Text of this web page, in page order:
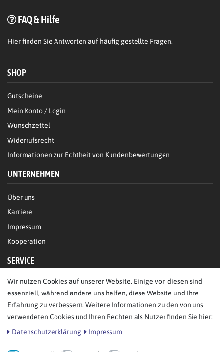
FAQ & Hilfe
Hierfinden Sie Antworten auf häufig gestellte Fragen.
SHOP
Gutscheine
Mein Konto / Login
Wunschzettel
Widerrufsrecht
Informationen zur Echtheit von Kundenbewertungen
UNTERNEHMEN
Über uns
Karriere
Impressum
Kooperation
SERVICE
FAQ/Hilfe
Datenschutz
AGB
Wir nutzen Cookies auf unserer Website. Einige von diesen sind
essenziell, während andere uns helfen, diese Website und Ihre
Erfahrung zu verbessern. Weitere Informationen zu den von uns
verwendeten Cookies und Ihren Rechten als Nutzer finden Sie hier:
Daten­schutz­erklärung
Impressum